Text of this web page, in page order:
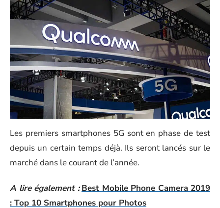
Les premiers smartphones 5G sont en phase de test
depuis un certain temps déjà. Ils seront lancés sur le
marché dans le courant de l’année.
A lire également : Best Mobile Phone Camera 2019
: Top 10 Smartphones pour Photos